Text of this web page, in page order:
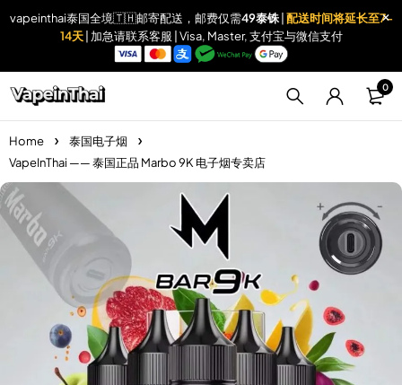
vapeinthai泰国全境🇹🇭邮寄配送，邮费仅需49泰铢| 配送时间将延长至7-
14天 | 加急请联系客服 | Visa, Master, 支付宝与微信支付
0
Home
泰国电子烟
VapeInThai —— 泰国正品 Marbo 9K 电子烟专卖店